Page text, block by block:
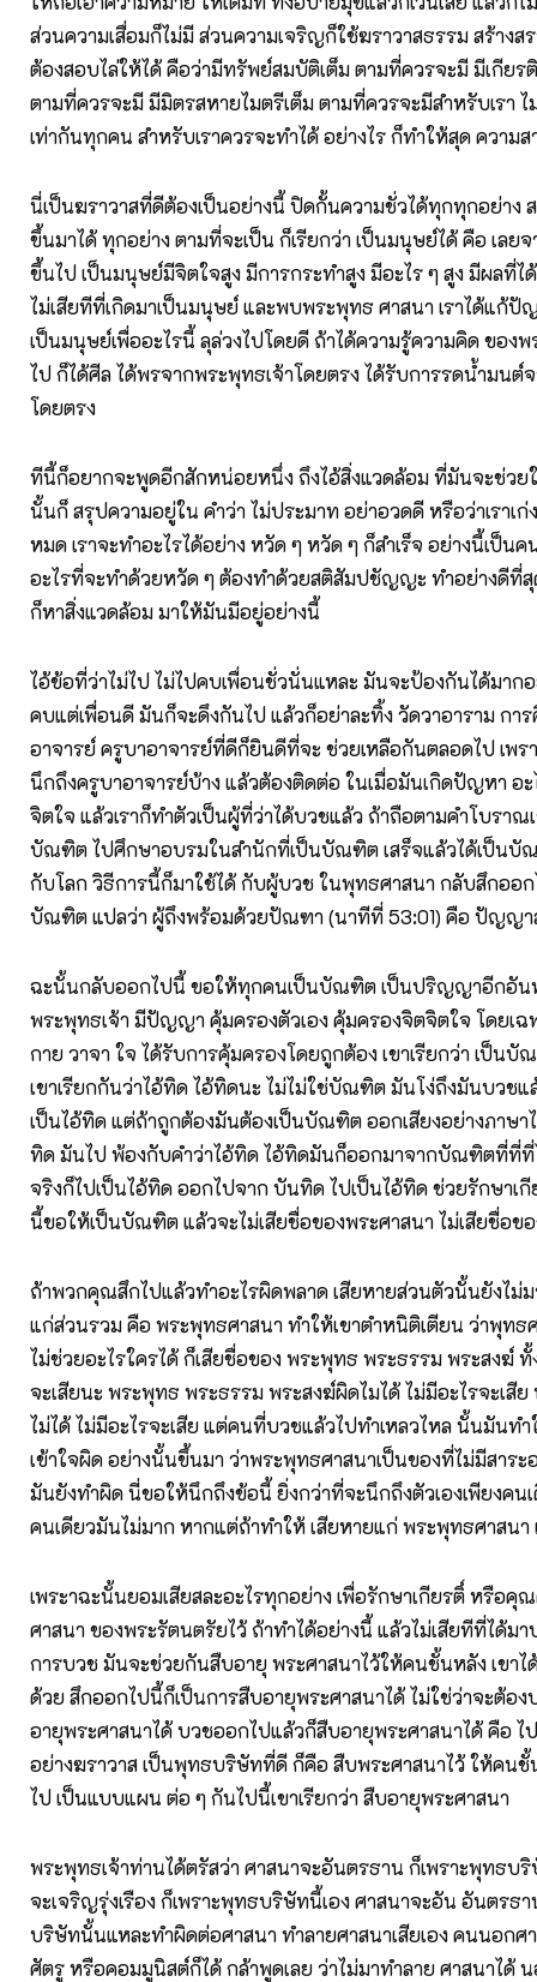
ส่วนความเสื่อมก็ไม่มี ส่วนความเจริญก็ใช้ฆราวาสธรรม สร้างส
ต้องสอบไล่ให้ได้ คือว่ามีทรัพย์สมบัติเต็ม ตามที่ควรจะมี มีเกียร
ตามที่ควรจะมี มีมิตรสหายไมตรีเต็ม ตามที่ควรจะมีสำหรับเรา
เท่ากันทุกคน สำหรับเราควรจะทำได้ อย่างไร ก็ทำให้สุด ความส
นี่เป็นฆราวาสที่ดีต้องเป็นอย่างนี้ ปิดกั้นความชั่วได้ทุกทุกอย่าง
ขึ้นมาได้ ทุกอย่าง ตามที่จะเป็น ก็เรียกว่า เป็นมนุษย์ได้ คือ เลย
ขึ้นไป เป็นมนุษย์มีจิตใจสูง มีการกระทำสูง มีอะไร ๆ สูง มีผลที่ไ
ไม่เสียทีที่เกิดมาเป็นมนุษย์ และพบพระพุทธ ศาสนา เราได้แก้ปัญ
เป็นมนุษย์เพื่ออะไรนี้ ลุล่วงไปโดยดี ถ้าได้ความรู้ความคิด ของ
ไป ก็ได้ศีล ได้พรจากพระพุทธเจ้าโดยตรง ได้รับการรดน้ำมนต์
โดยตรง
ทีนี้ก็อยากจะพูดอีกสักหน่อยหนึ่ง ถึงไอ้สิ่งแวดล้อม ที่มันจะช่วย
นั้นก็ สรุปความอยู่ใน คำว่า ไม่ประมาท อย่าอวดดี หรือว่าเราเก่
หมด เราจะทำอะไรได้อย่าง หวัด ๆ หวัด ๆ ก็สำเร็จ อย่างนี้เป็น
อะไรที่จะทำด้วยหวัด ๆ ต้องทำด้วยสติสัมปชัญญะ ทำอย่างดี
ก็หาสิ่งแวดล้อม มาให้มันมีอยู่อย่างนี้
ไอ้ข้อที่ว่าไม่ไป ไม่ไปคบเพื่อนชั่วนั่นแหละ มันจะป้องกันได้มาก
คบแต่เพื่อนดี มันก็จะดึงกันไป แล้วก็อย่าละทิ้ง วัดวาอาราม กา
อาจารย์ ครูบาอาจารย์ที่ดีก็ยินดีที่จะ ช่วยเหลือกันตลอดไป เพร
นึกถึงครูบาอาจารย์บ้าง แล้วต้องติดต่อ ในเมื่อมันเกิดปัญหา อ
จิตใจ แล้วเราก็ทำตัวเป็นผู้ที่ว่าได้บวชแล้ว ถ้าถือตามคำโบราณเ
บัณฑิต ไปศึกษาอบรมในสำนักที่เป็นบัณฑิต เสร็จแล้วได้เป็นบั
กับโลก วิธีการนี้ก็มาใช้ได้ กับผู้บวช ในพุทธศาสนา กลับสึกออก
บัณฑิต แปลว่า ผู้ถึงพร้อมด้วยปัณฑา (นาทีที่ 53:01) คือ ปัญญา
ฉะนั้นกลับออกไปนี้ ขอให้ทุกคนเป็นบัณฑิต เป็นปริญญาอีกอัน
พระพุทธเจ้า มีปัญญา คุ้มครองตัวเอง คุ้มครองจิตจิตใจ โดยเ
กาย วาจา ใจ ได้รับการคุ้มครองโดยถูกต้อง เขาเรียกว่า เป็น
เขาเรียกกันว่าไอ้ทิด ไอ้ทิดนะ ไม่ไม่ใช่บัณฑิต มันโง่ถึงมันบวชแ
เป็นไอ้ทิด แต่ถ้าถูกต้องมันต้องเป็นบัณฑิต ออกเสียงอย่างภาษา
ทิด มันไป พ้องกับคำว่าไอ้ทิด ไอ้ทิดมันก็ออกมาจากบัณฑิตที่ที่
จริงก็ไปเป็นไอ้ทิด ออกไปจาก บันทิด ไปเป็นไอ้ทิด ช่วยรักษาเ
นี้ขอให้เป็นบัณฑิต แล้วจะไม่เสียชื่อของพระศาสนา ไม่เสียชื่อข
ถ้าพวกคุณสึกไปแล้วทำอะไรผิดพลาด เสียหายส่วนตัวนั้นยังไม่ม
แก่ส่วนรวม คือ พระพุทธศาสนา ทำให้เขาตำหนิติเตียน ว่าพุทธ
ไม่ช่วยอะไรใครได้ ก็เสียชื่อของ พระพุทธ พระธรรม พระสงฆ์
จะเสียนะ พระพุทธ พระธรรม พระสงฆ์ผิดไมได้ ไม่มีอะไรจะเสี
ไม่ได้ ไม่มีอะไรจะเสีย แต่คนที่บวชแล้วไปทำเหลวไหล นั้นมันทำ
เข้าใจผิด อย่างนั้นขึ้นมา ว่าพระพุทธศาสนาเป็นของที่ไม่มีสาระ
มันยังทำผิด นี่ขอให้นึกถึงข้อนี้ ยิ่งกว่าที่จะนึกถึงตัวเองเพียงคนเ
คนเดียวมันไม่มาก หากแต่ถ้าทำให้ เสียหายแก่ พระพุทธศาสน
เพระาฉะนั้นยอมเสียสละอะไรทุกอย่าง เพื่อรักษาเกียรติ์ หรือคุ
ศาสนา ของพระรัตนตรัยไว้ ถ้าทำได้อย่างนี้ แล้วไม่เสียทีที่ได้ม
การบวช มันจะช่วยกันสืบอายุ พระศาสนาไว้ให้คนชั้นหลัง เขา
ด้วย สึกออกไปนี้ก็เป็นการสืบอายุพระศาสนาได้ ไม่ใช่ว่าจะต้อ
อายุพระศาสนาได้ บวชออกไปแล้วก็สืบอายุพระศาสนาได้ คือ ไ
อย่างฆราวาส เป็นพุทธบริษัทที่ดี ก็คือ สืบพระศาสนาไว้ ให้คนชั้
ไป เป็นแบบแผน ต่อ ๆ กันไปนี้เขาเรียกว่า สืบอายุพระศาสนา
พระพุทธเจ้าท่านได้ตรัสว่า ศาสนาจะอันตรธาน ก็เพราะพุทธบ
จะเจริญรุ่งเรือง ก็เพราะพุทธบริษัทนี้เอง ศาสนาจะอัน อันตร
บริษัทนั้นแหละทำผิดต่อศาสนา ทำลายศาสนาเสียเอง คนนอกศ
ศัตรู หรือคอมมูนิสต์ก็ได้ กล้าพูดเลย ว่าไม่มาทำลาย ศาสนาได้